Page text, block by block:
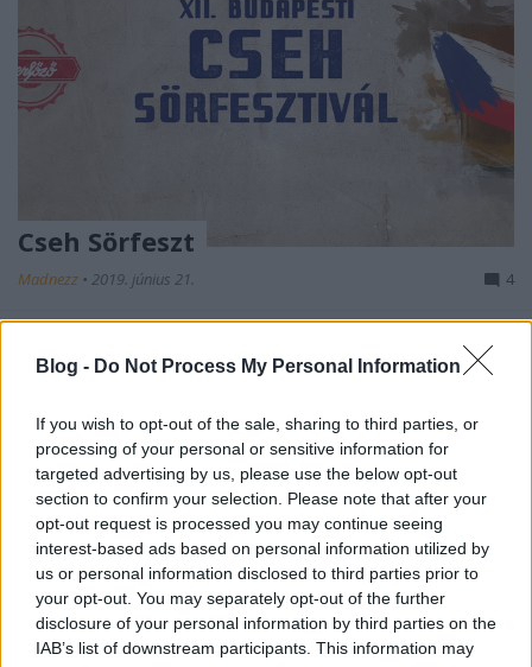
Blog - Do Not Process My Personal Information
If you wish to opt-out of the sale, sharing to third parties, or
processing of your personal or sensitive information for
targeted advertising by us, please use the below opt-out
section to confirm your selection. Please note that after your
opt-out request is processed you may continue seeing
interest-based ads based on personal information utilized by
us or personal information disclosed to third parties prior to
your opt-out. You may separately opt-out of the further
disclosure of your personal information by third parties on the
IAB’s list of downstream participants. This information may
Cseh Sörfeszt
Madnezz • 2019. június 21. 4
Sörfesztivál, igaz most nincsen megfelelő focis
vagy VB. Azonban három sörös ok így is adja magát.
Egyrészt a cseh sörök nagy száma miatt a
végigkóstolás projekt egyértelmű kihívás, több éves
komoly munka. Aki…